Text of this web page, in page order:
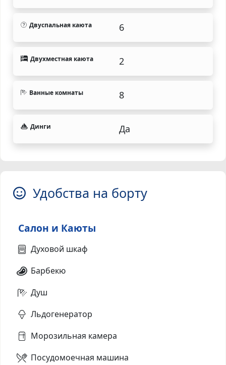
Двуспальная каюта 6
Двухместная каюта 2
Ванные комнаты 8
Динги Да
Удобства на борту
Салон и Каюты
Духовой шкаф
Барбекю
Душ
Льдогенератор
Морозильная камера
Посудомоечная машина